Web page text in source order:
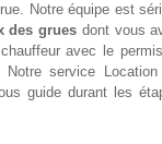
Notre équipe est
des grues dont vous
avec le
Notre service
guide durant les